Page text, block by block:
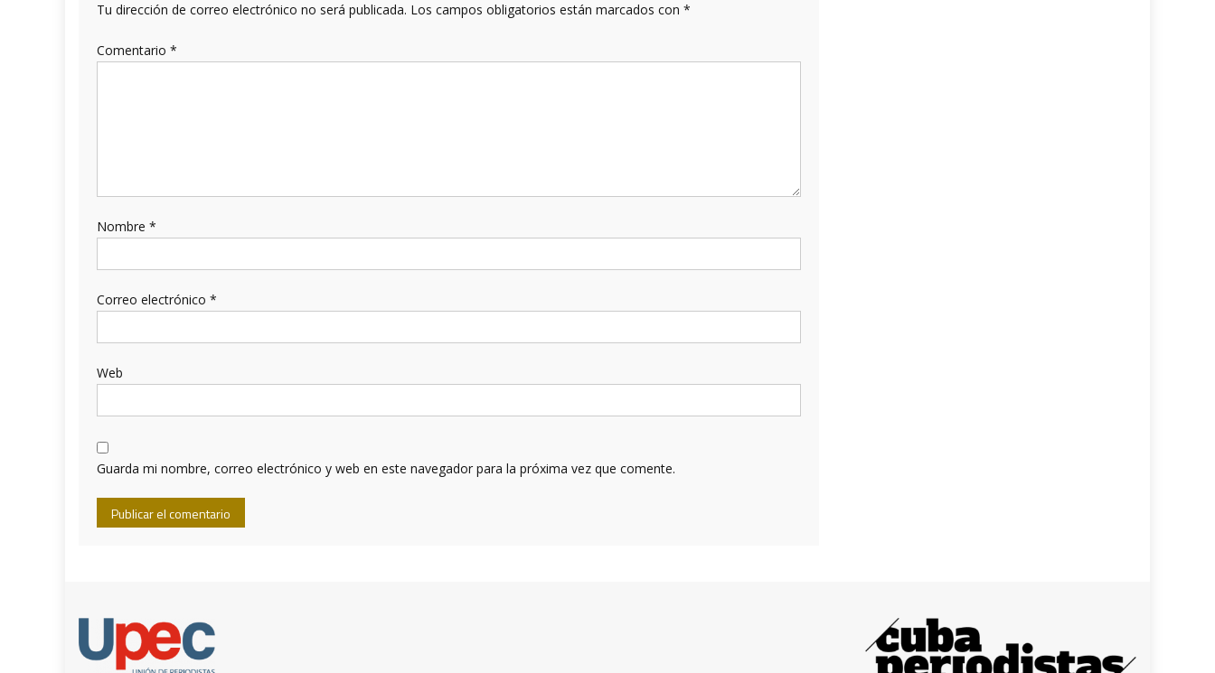
Tu dirección de correo electrónico no será publicada. Los campos obligatorios están marcados con *
Comentario *
Nombre *
Correo electrónico *
Web
Guarda mi nombre, correo electrónico y web en este navegador para la próxima vez que comente.